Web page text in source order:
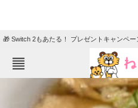
🎁 Switch 2もあたる！ プレゼントキャンペー
ねとらぼメニュー